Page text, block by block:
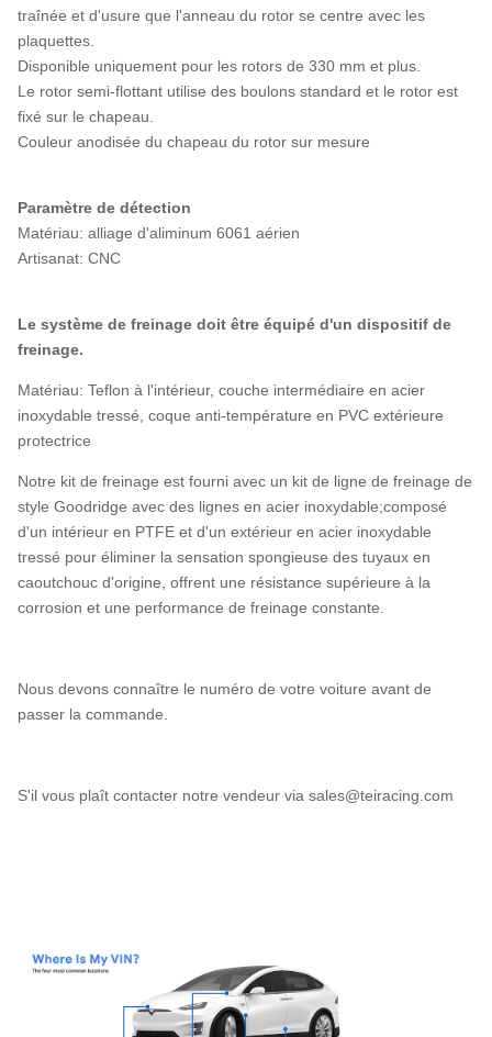
traînée et d'usure que l'anneau du rotor se centre avec les
plaquettes.
Disponible uniquement pour les rotors de 330 mm et plus.
Le rotor semi-flottant utilise des boulons standard et le rotor est
fixé sur le chapeau.
Couleur anodisée du chapeau du rotor sur mesure
Paramètre de détection
Matériau: alliage d'aliminum 6061 aérien
Artisanat: CNC
Le système de freinage doit être équipé d'un dispositif de
freinage.
Matériau: Teflon à l'intérieur, couche intermédiaire en acier
inoxydable tressé, coque anti-température en PVC extérieure
protectrice
Notre kit de freinage est fourni avec un kit de ligne de freinage de
style Goodridge avec des lignes en acier inoxydable;composé
d'un intérieur en PTFE et d'un extérieur en acier inoxydable
tressé pour éliminer la sensation spongieuse des tuyaux en
caoutchouc d'origine, offrent une résistance supérieure à la
corrosion et une performance de freinage constante.
Nous devons connaître le numéro de votre voiture avant de
passer la commande.
S'il vous plaît contacter notre vendeur via sales@teiracing.com